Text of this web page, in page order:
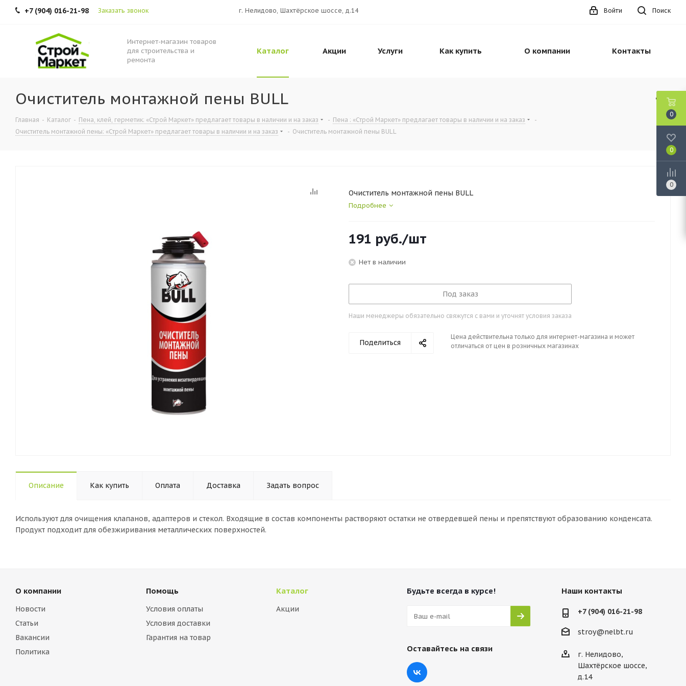
+7 (904) 016-21-98 Заказать звонок г. Нелидово, Шахтёрское шоссе, д.14 Поиск
Войти
Интернет-магазин товаров
для строительства и
ремонта
Каталог Акции Услуги Как купить О компании Контакты
Очиститель монтажной пены BULL
Главная - Каталог - Пена, клей, герметик: «Строй Маркет» предлагает товары в наличии и на заказ - Пена : «Строй Маркет» предлагает товары в наличии и на заказ
-
Очиститель монтажной пены: «Строй Маркет» предлагает товары в наличии и на заказ
- Очиститель монтажной пены BULL
Очиститель монтажной пены BULL
Подробнее
191 руб./шт
Нет в наличии
Под заказ
Наши менеджеры обязательно свяжутся с вами и уточнят условия заказа
Поделиться
Цена действительна только для интернет-магазина и может
отличаться от цен в розничных магазинах
Описание Как купить Оплата Доставка Задать вопрос
Используют для очищения клапанов, адаптеров и стекол. Входящие в состав компоненты растворяют остатки не отвердевшей пены и препятствуют образованию конденсата.
Продукт подходит для обезжиривания металлических поверхностей.
О компании
Новости
Статьи
Вакансии
Политика
Помощь
Условия оплаты
Условия доставки
Гарантия на товар
Каталог
Акции
Будьте всегда в курсе!
Оставайтесь на связи
Наши контакты
+7 (904) 016-21-98
stroy@nelbt.ru
г. Нелидово,
Шахтёрское шоссе,
д.14
0
0
0